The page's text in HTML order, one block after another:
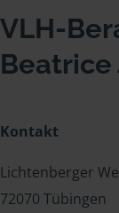
VLH-
Beatrice
Kontakt
Lichtenberger
72070 Tübingen